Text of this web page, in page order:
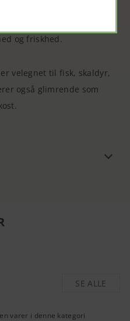
et område kendt for sin
Chenin Blanc især
og friskhed.
velegnet til fisk, skaldyr,
også glimrende som
SE ALLE
varer i denne kategori